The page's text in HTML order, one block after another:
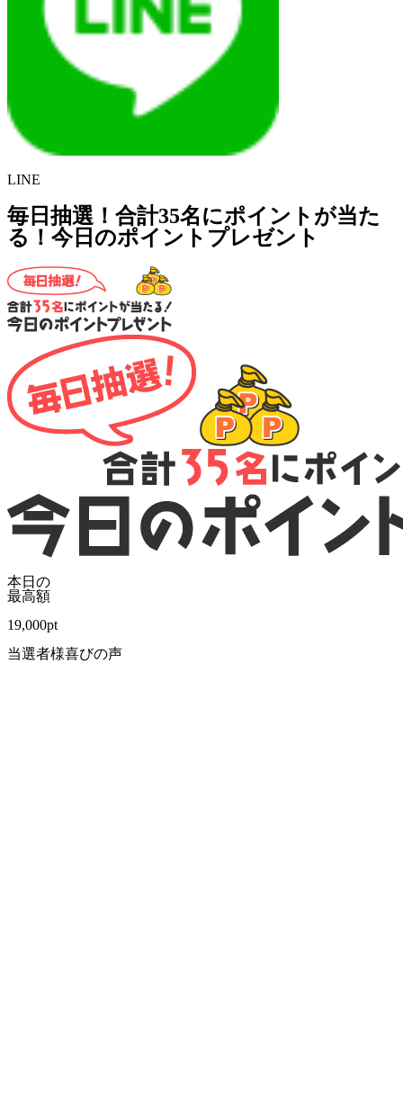
LINE
毎日抽選！合計35名にポイントが当た
る！今日のポイントプレゼント
本日の
最高額
19,000pt
当選者様喜びの声